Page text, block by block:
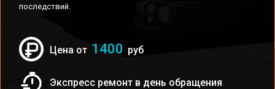
последствий.
Цена от 1400 руб
Экспресс ремонт в день обращения